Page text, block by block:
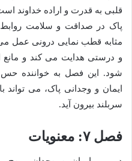
قلبی به قدرت و اراده خداوند
پاک در صداقت و سلامت روابط
مثابه قطب نمایی درونی عمل
و درستی هدایت می کند و
شود. این فصل به خواننده حس
ایمان و وجدانی پاک، می
سربلند بیرون آید.
فصل ۷: معنویات